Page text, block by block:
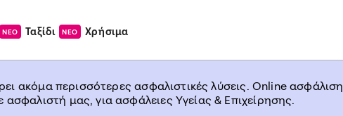
ΝΕΟ Ταξίδι ΝΕΟ Χρήσιμα
ακόμα περισσότερες ασφαλιστικές λύσεις. Online ασφάλιση
μας, για ασφάλειες Υγείας & Επιχείρησης.